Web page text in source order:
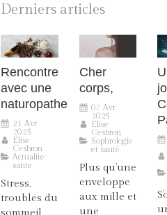
Derniers articles
Rencontre
avec une
naturopathe
21 Avr
2025
Elise
Cesbron
Actualite
sante
Stress,
troubles du
sommeil,
Cher
corps,
07 Avr
2025
Elise
Cesbron
Sophrologie
et santé
Plus qu’une
enveloppe
aux mille et
une